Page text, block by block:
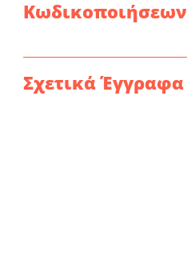
Κωδικοποιήσεων
Σχετικά Έγγραφα